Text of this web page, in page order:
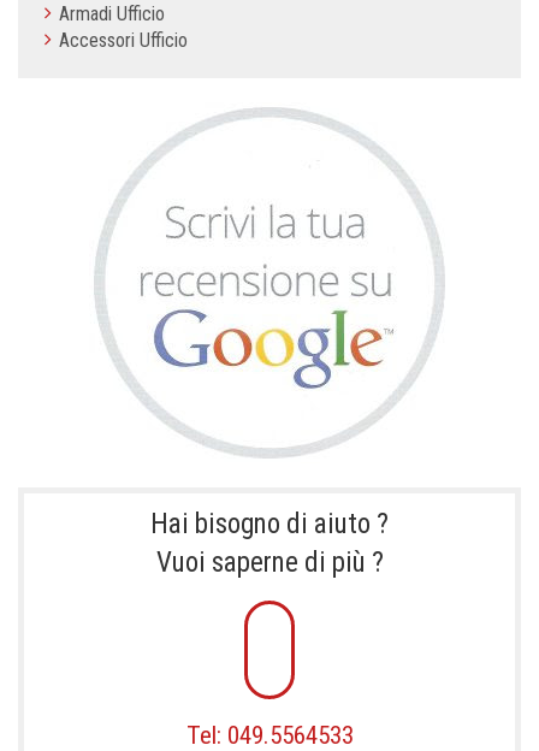
Armadi Ufficio
Accessori Ufficio
Hai bisogno di aiuto ?
Vuoi saperne di più ?
Tel: 049.5564533